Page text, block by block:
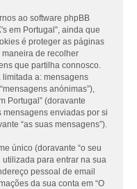
ao software phpBB
em Portugal”, ainda que
é proteger as páginas
maneira de recolher
que partilha connosco.
limitada a: mensagens
anónimas”),
Portugal” (doravante
mensagens enviadas por si
“as suas mensagens”).
único (doravante “o seu
para entrar na sua
pessoal de email
da sua conta em “O